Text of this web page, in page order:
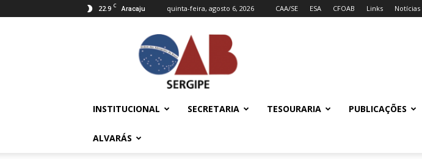
22.9 C Aracaju quinta-feira, agosto 6, 2026 CAA/SE ESA CFOAB Links Notícias
OAB/SE
Ordem
do
INSTITUCIONAL SECRETARIA TESOURARIA PUBLICAÇÕES
ALVARÁS